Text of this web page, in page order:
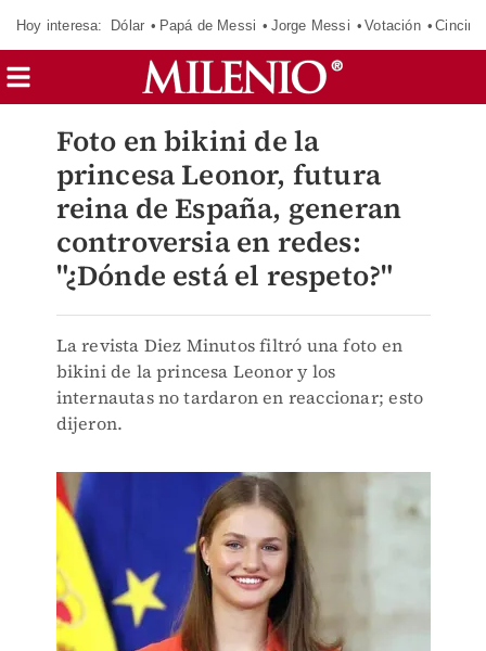
Hoy interesa: Dólar Papá de Messi Jorge Messi Votación
Foto en bikini de la
princesa Leonor, futura
reina de España, generan
controversia en redes:
"¿Dónde está el respeto?"
La revista Diez Minutos filtró una foto en
bikini de la princesa Leonor y los
internautas no tardaron en reaccionar; esto
dijeron.